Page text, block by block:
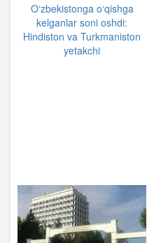
O‘zbekistonga o‘qishga
kelganlar soni oshdi:
Hindiston va Turkmaniston
yetakchi